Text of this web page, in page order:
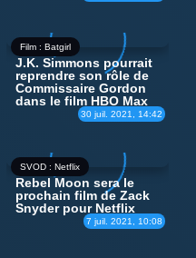
Film : Batgirl
30 juil. 2021, 14:42
J.K. Simmons pourrait
reprendre son rôle de
Commissaire Gordon
dans le film HBO Max
SVOD : Netflix
7 juil. 2021, 10:08
Rebel Moon sera le
prochain film de Zack
Snyder pour Netflix